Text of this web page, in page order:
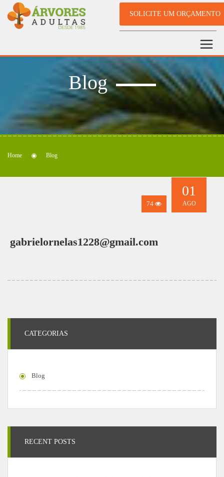
SOLICITE UM ORÇAMENTO
Blog
Home Blog
74
01
AGO
gabrielornelas1228@gmail.com
CATEGORIAS
Blog
RECENT POSTS